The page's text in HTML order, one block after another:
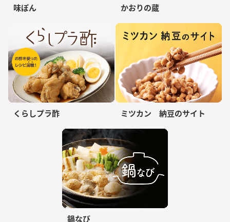
味ぽん かおりの蔵
くらしプラ酢 ミツカン 納豆のサイト
鍋なび